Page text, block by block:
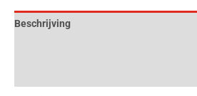
Beschrijving